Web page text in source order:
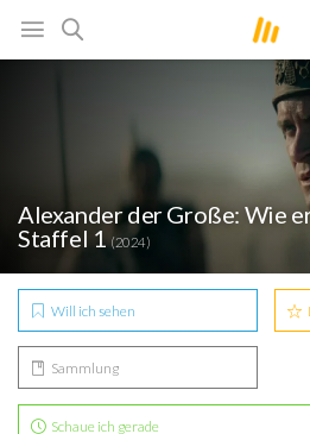
Alexander der Große: Wie
Staffel 1(2024)
Will ich sehen
Sammlung
Schaue ich gerade